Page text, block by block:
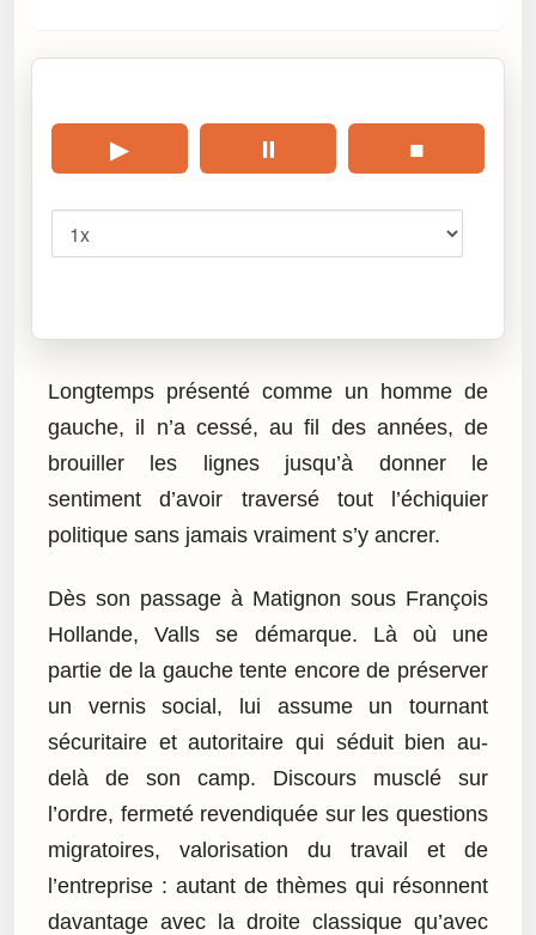
▶ ⏸ ■
Longtemps présenté comme un homme de
gauche, il n’a cessé, au fil des années, de
brouiller les lignes jusqu’à donner le
sentiment d’avoir traversé tout l’échiquier
politique sans jamais vraiment s’y ancrer.
Dès son passage à Matignon sous François
Hollande, Valls se démarque. Là où une
partie de la gauche tente encore de préserver
un vernis social, lui assume un tournant
sécuritaire et autoritaire qui séduit bien au-
delà de son camp. Discours musclé sur
l’ordre, fermeté revendiquée sur les questions
migratoires, valorisation du travail et de
l’entreprise : autant de thèmes qui résonnent
davantage avec la droite classique qu’avec